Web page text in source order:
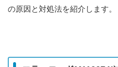
の原因と対処法を紹介します。